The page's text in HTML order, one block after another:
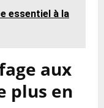
essentiel à la
aux
plus en